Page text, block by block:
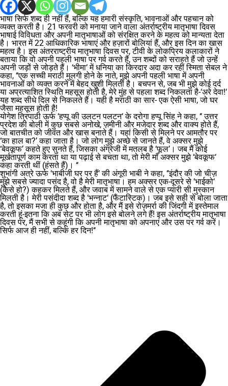
भाषा सिर्फ शब्द ही नहीं हैं, बल्कि यह हमारी संस्कृति, भावनाओं और पहचान को
व्यक्त करती है। 21 फरवरी को मनाया जाने वाला अंतर्राष्ट्रीय मातृभाषा दिवस
भाषाई विविधता और अपनी मातृभाषाओं को संरक्षित करने के महत्व को मान्यता देता
है। भारत में 22 आधिकारिक भाषाएं और हज़ारों बोलियां हैं, और इस दिन का खास
महत्व है। इस अंतरराष्ट्रीय मातृभाषा दिवस पर, टीवी के लोकप्रिय कलाकारों ने
बताया कि वो अपनी पहली भाषा पर गर्व करते हैं, उन शब्दों को सराहते हैं जो उन्हें
अपनी जड़ों से जोड़ते हैं। ‘भीमा‘ में धनिया का किरदार अदा कर रहीं स्मिता सेबल ने
कहा, ‘‘एक सच्ची मराठी मुलगी होने के नाते, मुझे अपनी पहली भाषा में अपनी
भावनाओं को व्यक्त करने में बेहद खुशी मिलती है। बचपन से, जब भी मुझे कोई दर्द
या अप्रत्याशित स्थिति महसूस होती है, मेरे मुंह से पहला शब्द निकलता है-‘अरे देवा!‘
यह शब्द सीधे दिल से निकलते हैं। यही है मराठी का सार- एक ऐसी भाषा, जो घर
जैसा महसूस होती है!
योगेश त्रिपाठी ऊर्फ ‘हप्पू की उलटन पलटन‘ के दरोगा हप्पू सिंह ने कहा, ‘‘ उत्तर
प्रदेश की बोली में कुछ सबसे अनोखे, ज़मीनी और मजेदार शब्द और वाक्य होते हैं,
जो बातचीत को जीवंत और खास बनाते हैं। यहां किसी से मिलने पर आमतौर पर
‘का हाल बा?’ कहा जाता है। जो लोग मुझे अच्छे से जानते हैं, वे अक्सर मुझे
‘बेवकूफ’ कहते हुए सुनते हैं, जिसका अंग्रेजी में मतलब है ‘फूल’। जब मैं कोई
मूर्खतापूर्ण काम करता था या पढ़ाई से बचता था, तो मेरी माँ अक्सर मुझे ‘बेवकूफ‘
कहा करती थीं (हंसते हैं)। ‘‘
शुभांगी अत्रे ऊर्फ ‘भाबीजी घर पर हैं‘ की अंगूरी भाबी ने कहा, ‘‘इंदौर की जो चीज़
मुझे सबसे ज्यादा पसंद है, वो है मेरी मातृभाषा। हम अक्सर एक-दूसरे से ‘भाईको‘
(कैसे हो?) कहकर मिलते हैं, और जवाब में सामने वाले से एक प्यारी सी मुस्कान
मिलती है। मेरी पसंदीदा शब्द है ‘भन्नाट‘ (फैंटास्टिक)। जब इसे सही से बोला जाता
है, तो इसका मजा ही कुछ और होता है, और मैं इसे रोज़मर्रा की जिंदगी में इस्तेमाल
करती हूं-इतना कि अब सेट पर भी लोग इसे बोलने लगे हैं! इस अंतर्राष्ट्रीय मातृभाषा
दिवस पर, मैं सभी से कहूंगी कि अपनी मातृभाषा को अपनाएं और उस पर गर्व करें।
सिर्फ आज ही नहीं, बल्कि हर दिन!‘‘